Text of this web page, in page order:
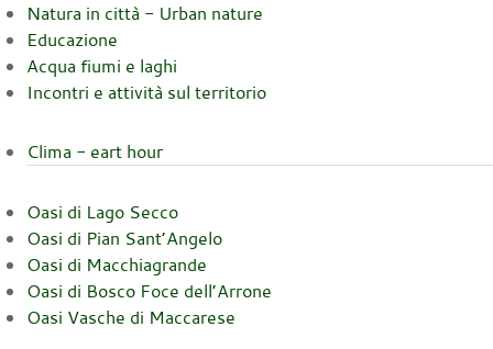
Natura in città - Urban nature
Educazione
Acqua fiumi e laghi
Incontri e attività sul territorio
Clima - eart hour
Oasi di Lago Secco
Oasi di Pian Sant’Angelo
Oasi di Macchiagrande
Oasi di Bosco Foce dell’Arrone
Oasi Vasche di Maccarese